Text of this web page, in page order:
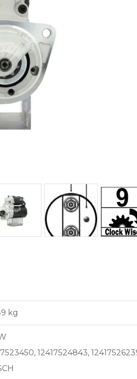
kg
12417524843,